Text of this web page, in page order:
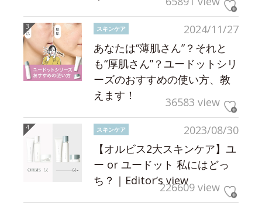
2024/11/27
スキンケア
あなたは“薄肌さん”？それと
も“厚肌さん”？ユードットシリ
ーズのおすすめの使い方、教
えます！
36583 view
2023/08/30
スキンケア
【オルビス2大スキンケア】ユ
ー or ユードット 私にはどっ
ち？｜Editor’s view226609 view